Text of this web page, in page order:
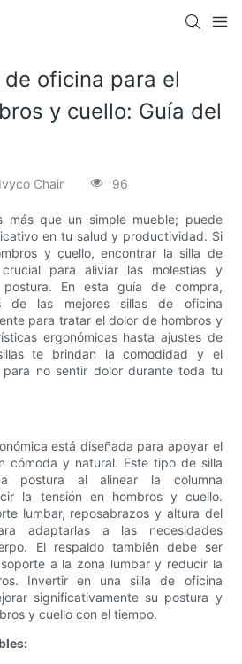
oficina para el
y cuello: Guía del
Ivyco Chair 96
más que un simple mueble; puede
en tu salud y productividad. Si
y cuello, encontrar la silla de
para aliviar las molestias y
postura. En esta guía de compra,
de las mejores sillas de oficina
para tratar el dolor de hombros y
ergonómicas hasta ajustes de
te brindan la comodidad y el
para no sentir dolor durante toda tu
está diseñada para apoyar el
cómoda y natural. Este tipo de silla
postura al alinear la columna
la tensión en hombros y cuello.
lumbar, reposabrazos y altura del
adaptarlas a las necesidades
El respaldo también debe ser
a la zona lumbar y reducir la
Invertir en una silla de oficina
significativamente su postura y
y cuello con el tiempo.